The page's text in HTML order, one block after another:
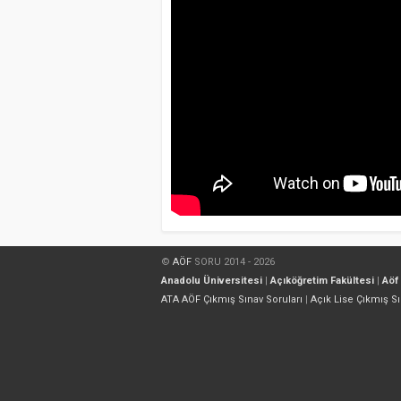
© AÖF SORU 2014 - 2026
Anadolu Üniversitesi |Açıköğretim Fakültesi |Aöf
ATA AÖF Çıkmış Sınav Soruları | Açık Lise Çıkmış